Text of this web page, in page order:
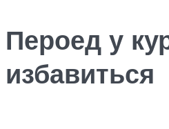
Пероед у
избавиться